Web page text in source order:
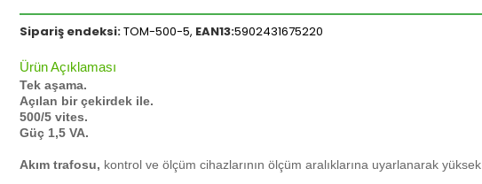
Sipariş endeksi:TOM-500-5, EAN13:5902431675220
Ürün Açıklaması
Tek aşama.
Açılan bir çekirdek ile.
500/5 vites.
Güç 1,5 VA.
Akım trafosu, kontrol ve ölçüm cihazlarının ölçüm aralıklarına uyarlanarak yüksek